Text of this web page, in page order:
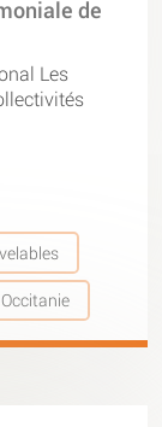
de
Les
Occitanie